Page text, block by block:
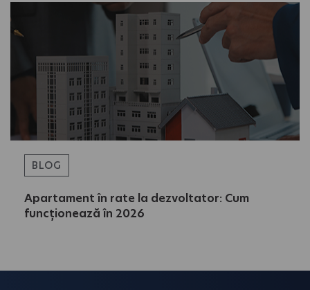
BLOG
Apartament în rate la dezvoltator: Cum
funcționează în 2026